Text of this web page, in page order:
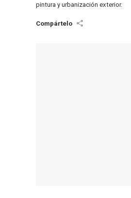
pintura y urbanización exterior.